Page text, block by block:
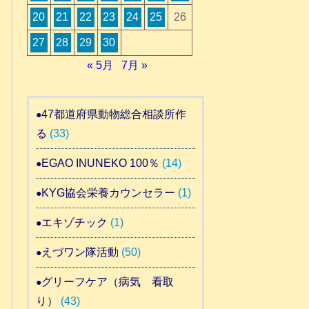
20 21 22 23 24 25 26
27 28 29
30
« 5月
7月 »
47都道府県動物総合相談所作
る (33)
EGAO INUNEKO 100％ (14)
KYG協会栄養カウンセラー (1)
エキゾチック (1)
えづワン隊活動 (50)
グリーフケア（病気 看取
り）
(43)